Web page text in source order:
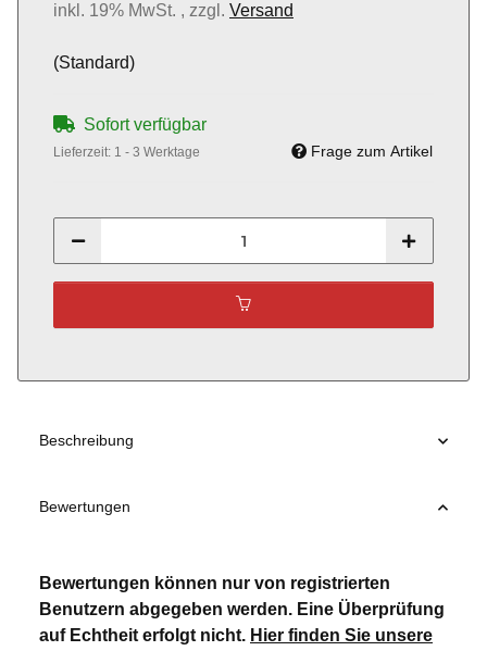
inkl. 19% MwSt. , zzgl. Versand
(Standard)
Sofort verfügbar
Lieferzeit: 1 - 3 Werktage Frage zum Artikel
Beschreibung
Bewertungen
Bewertungen können nur von registrierten
Benutzern abgegeben werden. Eine Überprüfung
auf Echtheit erfolgt nicht. Hier finden Sie unsere